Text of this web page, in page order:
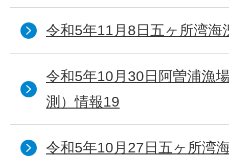
令和5年11月8日五ヶ所湾海
令和5年10月30日阿曽浦漁
測）情報19
令和5年10月27日五ヶ所湾